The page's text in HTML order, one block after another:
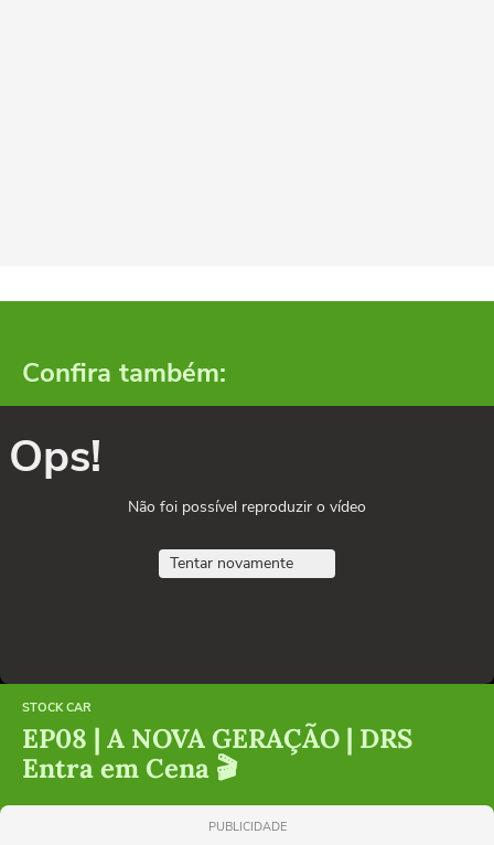
Confira também:
Ops!
Não foi possível reproduzir o vídeo
Tentar novamente
STOCK CAR
EP08 | A NOVA GERAÇÃO | DRS
Entra em Cena 🎬
PUBLICIDADE